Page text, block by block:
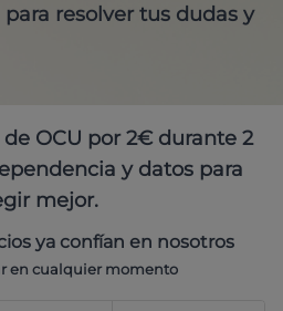
resolver tus dudas y
de OCU por 2€ durante 2
y datos para
mejor.
ya confían en nosotros
en cualquier momento